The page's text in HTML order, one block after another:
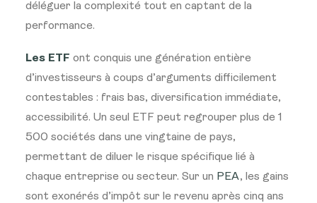
déléguer la complexité tout en captant de la
performance.
Les ETF ont conquis une génération entière
d’investisseurs à coups d’arguments difficilement
contestables : frais bas, diversification immédiate,
accessibilité. Un seul ETF peut regrouper plus de 1
500 sociétés dans une vingtaine de pays,
permettant de diluer le risque spécifique lié à
chaque entreprise ou secteur. Sur un PEA, les gains
sont exonérés d’impôt sur le revenu après cinq ans